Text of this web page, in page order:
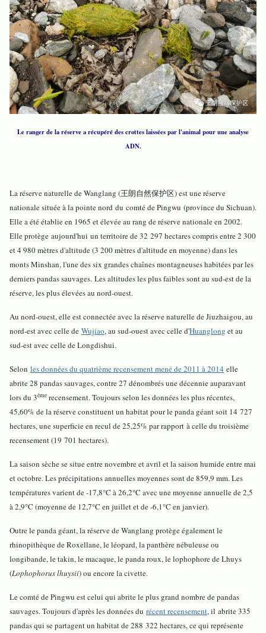
Le ranger de la réserve a récupéré des crottes laissées par l'animal pour une analyse
ADN.
La réserve naturelle de Wanglang (王朗自然保护区) est une réserve
nationale située à la pointe nord du comté de Pingwu (province du Sichuan).
Elle a été établie en 1965 et élevée au rang de réserve nationale en 2002.
Elle protège aujourd'hui un territoire de 32 297 hectares compris entre 2 300
et 4 980 mètres d'altitude (3 200 mètres d'altitude en moyenne) dans les
monts Minshan, l'une des six grandes chaînes montagneuses habitées par les
derniers pandas sauvages. Les altitudes les plus faibles sont au sud-est de la
réserve, les plus élevées au nord-ouest.
Au nord-ouest, elle est connectée avec la réserve naturelle de Jiuzhaigou, au
nord-est avec celle de Wujiao, au sud-ouest avec celle d'Huanglong et au
sud-est avec celle de Longdishui.
Selon les données du quatrième recensement mené de 2011 à 2014 elle
abrite 28 pandas sauvages, contre 27 dénombrés une décennie auparavant
lors du 3ème recensement. Toujours selon les données les plus récentes,
45,60% de la réserve constituent un habitat pour le panda géant soit 14 727
hectares, une superficie en recul de 25,25% par rapport à celle du troisième
recensement (19 701 hectares).
La saison sèche se situe entre novembre et avril et la saison humide entre mai
et octobre. Les précipitations annuelles moyennes sont de 859,9 mm. Les
températures varient de -17,8°C à 26,2°C avec une moyenne annuelle de 2,5
à 2,9°C (moyenne de 12,7°C en juillet et de -6,1°C en janvier).
Outre le panda géant, la réserve de Wanglang protège également le
rhinopithèque de Roxellane, le léopard, la panthère nébuleuse ou
longibande, le takin, le macaque, le panda roux, le lophophore de Lhuys
(Lophophorus lhuysii) ou encore la civette.
Le comté de Pingwu est celui qui abrite le plus grand nombre de pandas
sauvages. Toujours d'après les données du récent recensement, il abrite 335
pandas qui se partagent un habitat de 288 322 hectares, ce qui représente